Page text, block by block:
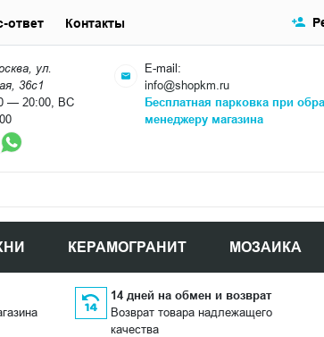
ул.
36с1
— 20:00, ВС
E-mail:
info@shopkm.ru
Бесплатная парковка при
менеджеру магазина
КЕРАМОГРАНИТ МОЗАИКА
ответ Контакты
14 дней на обмен и возврат
Возврат товара надлежащего
качества